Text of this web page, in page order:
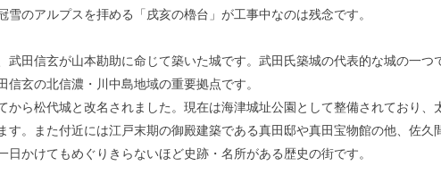
雪のアルプスを拝める「戌亥の櫓台」が工事中なのは残念です。
武田信玄が山本勘助に命じて築いた城です。武田氏築城の代表的な城の一つ
信玄の北信濃・川中島地域の重要拠点です。
から松代城と改名されました。現在は海津城址公園として整備されており、
す。また付近には江戸末期の御殿建築である真田邸や真田宝物館の他、佐久
日かけてもめぐりきらないほど史跡・名所がある歴史の街です。